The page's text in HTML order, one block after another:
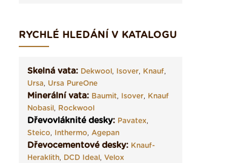
RYCHLÉ HLEDÁNÍ V KATALOGU
Skelná vata: Dekwool, Isover, Knauf,
Ursa, Ursa PureOne
Minerální vata: Baumit, Isover, Knauf
Nobasil, Rockwool
Dřevovláknité desky: Pavatex,
Steico, Inthermo, Agepan
Dřevocementové desky: Knauf-
Heraklith, DCD Ideal, Velox